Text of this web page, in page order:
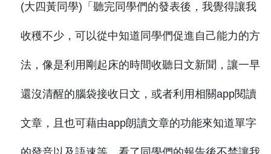
(大四黃同學)「聽完同學們的發表後，我覺得讓我
收穫不少，可以從中知道同學們促進自己能力的方
法，像是利用剛起床的時間收聽日文新聞，讓一早
還沒清醒的腦袋接收日文，或者利用相關app閱讀
文章，且也可藉由app朗讀文章的功能來知道單字